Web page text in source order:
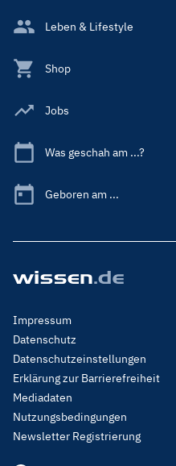
Leben & Lifestyle
Shop
Jobs
Was geschah am ...?
Geboren am ...
Footer
Menu
Legal
Impressum
Datenschutz
Datenschutzeinstellungen
Erklärung zur Barrierefreiheit
Mediadaten
Nutzungsbedingungen
Newsletter Registrierung